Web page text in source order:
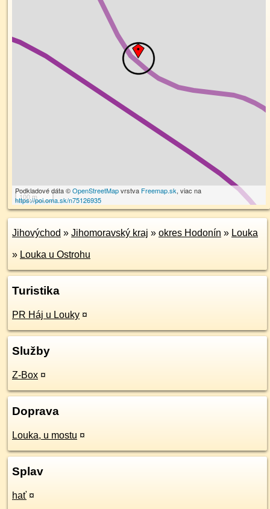
100 m
Podkladové dáta ©OpenStreetMapvrstva Freemap.sk, viac na
https://poi.oma.sk/n75126935
Jihovýchod » Jihomoravský kraj » okres Hodonín » Louka
» Louka u Ostrohu
Turistika
PR Háj u Louky ¤
Služby
Z-Box ¤
Doprava
Louka, u mostu ¤
Splav
hať ¤